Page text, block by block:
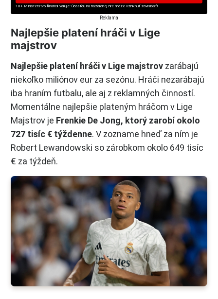
18+ Ministerstvo financií varuje: Účasťou na hazardnej hre môže vzniknúť závislosť!
Reklama
Najlepšie platení hráči v Lige
majstrov
Najlepšie platení hráči v Lige majstrov zarábajú
niekoľko miliónov eur za sezónu. Hráči nezarábajú
iba hraním futbalu, ale aj z reklamných činností.
Momentálne najlepšie plateným hráčom v Lige
Majstrov je Frenkie De Jong, ktorý zarobí okolo
727 tisíc € týždenne. V zozname hneď za ním je
Robert Lewandowski so zárobkom okolo 649 tisíc
€ za týždeň.